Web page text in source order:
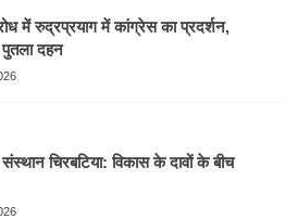
में रुद्रप्रयाग में कांग्रेस का प्रदर्शन,
पुतला दहन
चिरबटिया: विकास के दावों के बीच